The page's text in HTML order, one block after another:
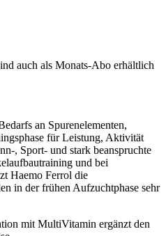
auch als Monats-Abo erhältlich
an Spurenelementen,
für Leistung, Aktivität
, Sport- und stark beanspruchte
und bei
Haemo Ferrol die
in der frühen Aufzuchtphase sehr
mit MultiVitamin ergänzt den